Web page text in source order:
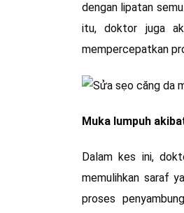
dengan lipatan
itu, doktor juga
mempercepatkan
Muka lumpuh
Dalam kes ini,
memulihkan saraf
proses